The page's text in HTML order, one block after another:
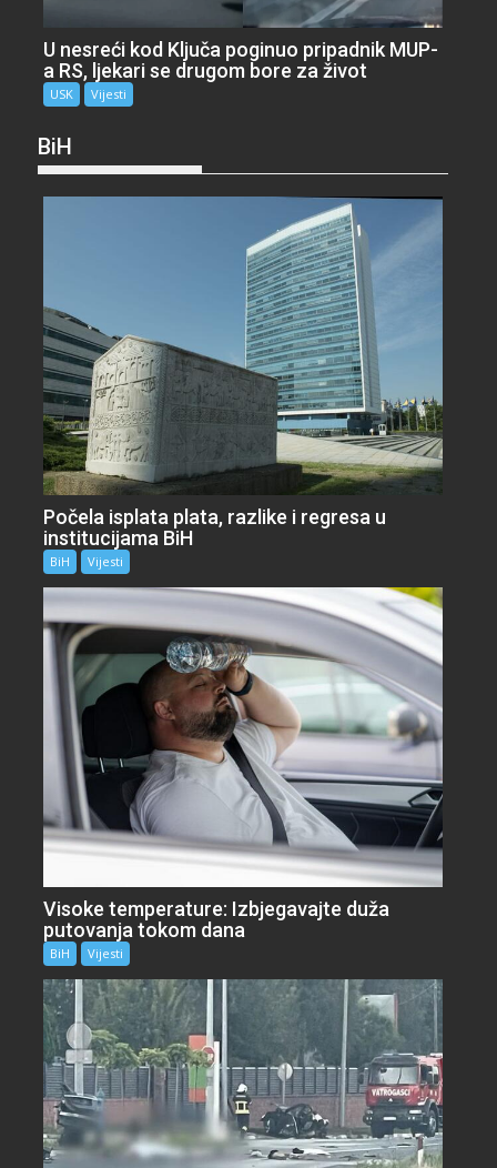
U nesreći kod Ključa poginuo pripadnik MUP-
a RS, ljekari se drugom bore za život
USK Vijesti
BiH
Počela isplata plata, razlike i regresa u
institucijama BiH
BiH Vijesti
Visoke temperature: Izbjegavajte duža
putovanja tokom dana
BiH Vijesti